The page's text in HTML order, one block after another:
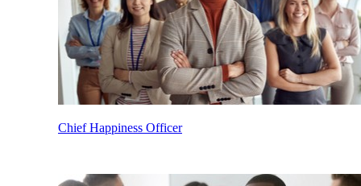
Chief Happiness Officer